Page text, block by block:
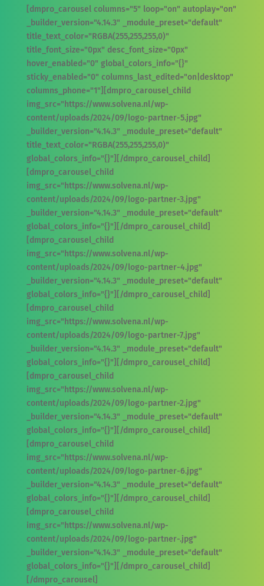
[dmpro_carousel columns="5" loop="on" autoplay="on"
_builder_version="4.14.3" _module_preset="default"
title_text_color="RGBA(255,255,255,0)"
title_font_size="0px" desc_font_size="0px"
hover_enabled="0" global_colors_info="{}"
sticky_enabled="0" columns_last_edited="on|desktop"
columns_phone="1"][dmpro_carousel_child
img_src="https://www.solvena.nl/wp-
content/uploads/2024/09/logo-partner-5.jpg"
_builder_version="4.14.3" _module_preset="default"
title_text_color="RGBA(255,255,255,0)"
global_colors_info="{}"][/dmpro_carousel_child]
[dmpro_carousel_child
img_src="https://www.solvena.nl/wp-
content/uploads/2024/09/logo-partner-3.jpg"
_builder_version="4.14.3" _module_preset="default"
global_colors_info="{}"][/dmpro_carousel_child]
[dmpro_carousel_child
img_src="https://www.solvena.nl/wp-
content/uploads/2024/09/logo-partner-4.jpg"
_builder_version="4.14.3" _module_preset="default"
global_colors_info="{}"][/dmpro_carousel_child]
[dmpro_carousel_child
img_src="https://www.solvena.nl/wp-
content/uploads/2024/09/logo-partner-7.jpg"
_builder_version="4.14.3" _module_preset="default"
global_colors_info="{}"][/dmpro_carousel_child]
[dmpro_carousel_child
img_src="https://www.solvena.nl/wp-
content/uploads/2024/09/logo-partner-2.jpg"
_builder_version="4.14.3" _module_preset="default"
global_colors_info="{}"][/dmpro_carousel_child]
[dmpro_carousel_child
img_src="https://www.solvena.nl/wp-
content/uploads/2024/09/logo-partner-6.jpg"
_builder_version="4.14.3" _module_preset="default"
global_colors_info="{}"][/dmpro_carousel_child]
[dmpro_carousel_child
img_src="https://www.solvena.nl/wp-
content/uploads/2024/09/logo-partner-.jpg"
_builder_version="4.14.3" _module_preset="default"
global_colors_info="{}"][/dmpro_carousel_child]
[/dmpro_carousel]